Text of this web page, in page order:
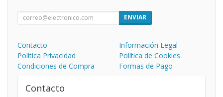
ENVIAR
Contacto
Información Legal
Política Privacidad
Política de Cookies
Condiciones de Compra
Formas de Pago
Contacto